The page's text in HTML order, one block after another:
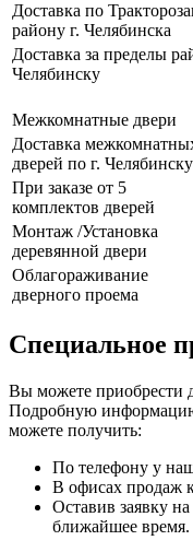
Доставка по
району г. Челябинска
Доставка за пределы
Челябинску
Межкомнатные двери
Доставка
дверей по г. Челябинску
При заказе от 5
комплектов дверей
Монтаж /Установка
деревянной двери
Облагораживание
дверного проема
Специальное
Вы можете приобрести
Подробную
можете получить:
По телефону у
В офисах продаж
Оставив заявку
ближайшее время.